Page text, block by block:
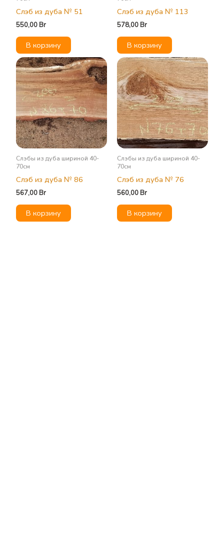
Слэб из дуба № 51
550,00Br
В корзину
Слэб из дуба № 113
578,00Br
В корзину
Слэбы из дуба шириной 40-
70см
Слэб из дуба № 86
567,00Br
В корзину
Слэбы из дуба шириной 40-
70см
Слэб из дуба № 76
560,00Br
В корзину